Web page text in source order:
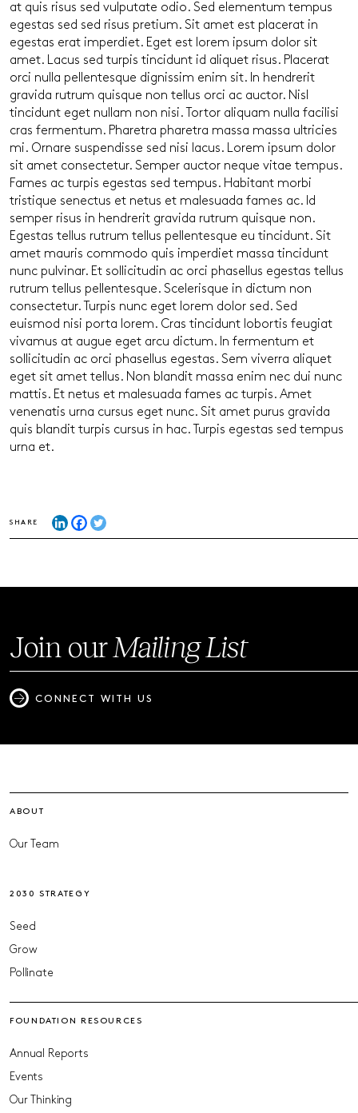
at quis risus sed vulputate odio. Sed elementum tempus
egestas sed sed risus pretium. Sit amet est placerat in
egestas erat imperdiet. Eget est lorem ipsum dolor sit
amet. Lacus sed turpis tincidunt id aliquet risus. Placerat
orci nulla pellentesque dignissim enim sit. In hendrerit
gravida rutrum quisque non tellus orci ac auctor. Nisl
tincidunt eget nullam non nisi. Tortor aliquam nulla facilisi
cras fermentum. Pharetra pharetra massa massa ultricies
mi. Ornare suspendisse sed nisi lacus. Lorem ipsum dolor
sit amet consectetur. Semper auctor neque vitae tempus.
Fames ac turpis egestas sed tempus. Habitant morbi
tristique senectus et netus et malesuada fames ac. Id
semper risus in hendrerit gravida rutrum quisque non.
Egestas tellus rutrum tellus pellentesque eu tincidunt. Sit
amet mauris commodo quis imperdiet massa tincidunt
nunc pulvinar. Et sollicitudin ac orci phasellus egestas tellus
rutrum tellus pellentesque. Scelerisque in dictum non
consectetur. Turpis nunc eget lorem dolor sed. Sed
euismod nisi porta lorem. Cras tincidunt lobortis feugiat
vivamus at augue eget arcu dictum. In fermentum et
sollicitudin ac orci phasellus egestas. Sem viverra aliquet
eget sit amet tellus. Non blandit massa enim nec dui nunc
mattis. Et netus et malesuada fames ac turpis. Amet
venenatis urna cursus eget nunc. Sit amet purus gravida
quis blandit turpis cursus in hac. Turpis egestas sed tempus
urna et.
SHARE
Join ourMailing List
CONNECT WITH US
ABOUT
Our Team
2030 STRATEGY
Seed
Grow
Pollinate
FOUNDATION RESOURCES
Annual Reports
Events
Our Thinking